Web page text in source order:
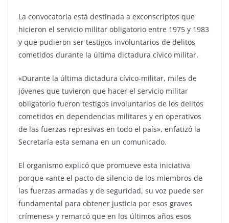
La convocatoria está destinada a exconscriptos que
hicieron el servicio militar obligatorio entre 1975 y 1983
y que pudieron ser testigos involuntarios de delitos
cometidos durante la última dictadura cívico militar.
«Durante la última dictadura cívico-militar, miles de
jóvenes que tuvieron que hacer el servicio militar
obligatorio fueron testigos involuntarios de los delitos
cometidos en dependencias militares y en operativos
de las fuerzas represivas en todo el país», enfatizó la
Secretaría esta semana en un comunicado.
El organismo explicó que promueve esta iniciativa
porque «ante el pacto de silencio de los miembros de
las fuerzas armadas y de seguridad, su voz puede ser
fundamental para obtener justicia por esos graves
crímenes» y remarcó que en los últimos años esos